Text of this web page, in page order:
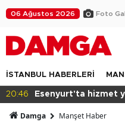
06 Ağustos 2026 Foto
İSTANBUL HABERLERİ
17:28 Bilgi'den ayrıcalık
Damga Manşet Haber